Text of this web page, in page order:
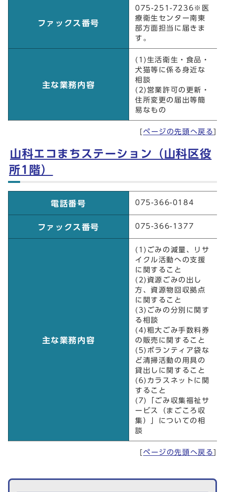
ファックス番号
075-251-7236※医
療衛生センター南東
部方面担当に届きま
す。
主な業務内容
(1)生活衛生・食品・
犬猫等に係る身近な
相談
(2)営業許可の更新・
住所変更の届出等簡
易なもの
ページの先頭へ戻る
山科エコまちステーション（山科区役
所1階）
電話番号
075-366-0184
ファックス番号 075-366-1377
主な業務内容
(1)ごみの減量、リサ
イクル活動への支援
に関すること
(2)資源ごみの出し
方、資源物回収拠点
に関すること
(3)ごみの分別に関す
る相談
(4)粗大ごみ手数料券
の販売に関すること
(5)ボランティア袋な
ど清掃活動の用具の
貸出しに関すること
(6)カラスネットに関
すること
(7)「ごみ収集福祉サ
ービス（まごころ収
集）」についての相
談
ページの先頭へ戻る